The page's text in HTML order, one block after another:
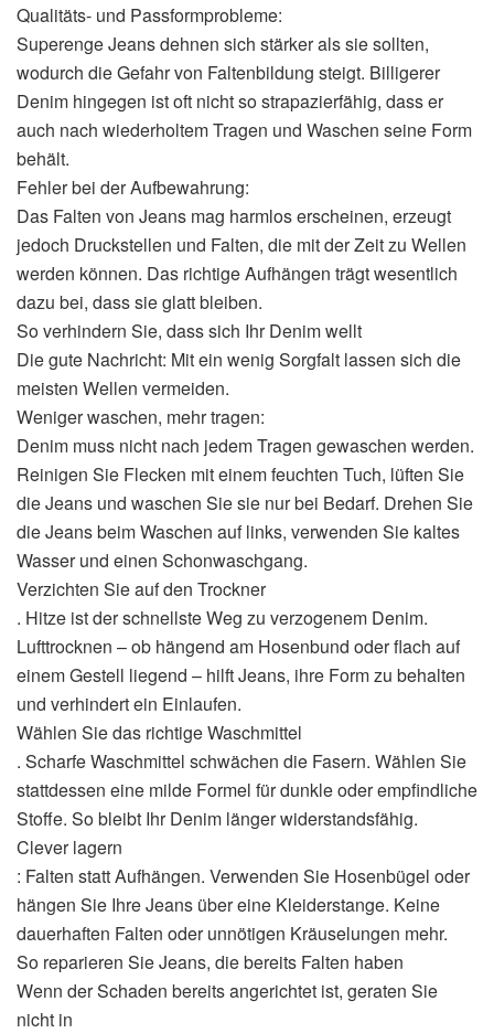
Qualitäts- und Passformprobleme:
Superenge Jeans dehnen sich stärker als sie sollten,
wodurch die Gefahr von Faltenbildung steigt. Billigerer
Denim hingegen ist oft nicht so strapazierfähig, dass er
auch nach wiederholtem Tragen und Waschen seine Form
behält.
Fehler bei der Aufbewahrung:
Das Falten von Jeans mag harmlos erscheinen, erzeugt
jedoch Druckstellen und Falten, die mit der Zeit zu Wellen
werden können. Das richtige Aufhängen trägt wesentlich
dazu bei, dass sie glatt bleiben.
So verhindern Sie, dass sich Ihr Denim wellt
Die gute Nachricht: Mit ein wenig Sorgfalt lassen sich die
meisten Wellen vermeiden.
Weniger waschen, mehr tragen:
Denim muss nicht nach jedem Tragen gewaschen werden.
Reinigen Sie Flecken mit einem feuchten Tuch, lüften Sie
die Jeans und waschen Sie sie nur bei Bedarf. Drehen Sie
die Jeans beim Waschen auf links, verwenden Sie kaltes
Wasser und einen Schonwaschgang.
Verzichten Sie auf den Trockner
. Hitze ist der schnellste Weg zu verzogenem Denim.
Lufttrocknen – ob hängend am Hosenbund oder flach auf
einem Gestell liegend – hilft Jeans, ihre Form zu behalten
und verhindert ein Einlaufen.
Wählen Sie das richtige Waschmittel
. Scharfe Waschmittel schwächen die Fasern. Wählen Sie
stattdessen eine milde Formel für dunkle oder empfindliche
Stoffe. So bleibt Ihr Denim länger widerstandsfähig.
Clever lagern
: Falten statt Aufhängen. Verwenden Sie Hosenbügel oder
hängen Sie Ihre Jeans über eine Kleiderstange. Keine
dauerhaften Falten oder unnötigen Kräuselungen mehr.
So reparieren Sie Jeans, die bereits Falten haben
Wenn der Schaden bereits angerichtet ist, geraten Sie
nicht in